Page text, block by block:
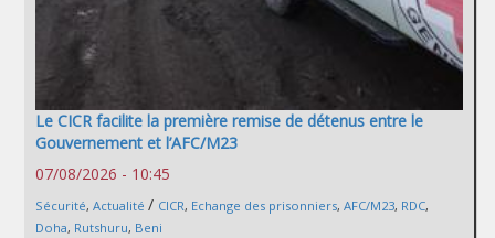
Le CICR facilite la première remise de détenus entre le
Gouvernement et l’AFC/M23
07/08/2026 - 10:45
Sécurité, Actualité / CICR, Echange des prisonniers, AFC/M23, RDC,
Doha, Rutshuru, Beni